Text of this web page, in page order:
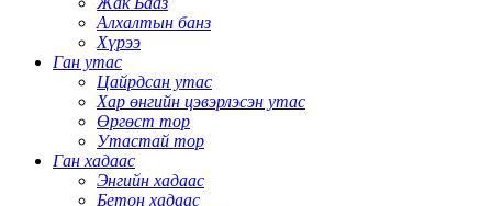
Алхалтын банз
Хүрээ
Ган утас
Цайрдсан утас
Хар өнгийн цэвэрлэсэн утас
Өргөст тор
Утастай тор
Ган хадаас
Энгийн хадаас
Бетон хадаас